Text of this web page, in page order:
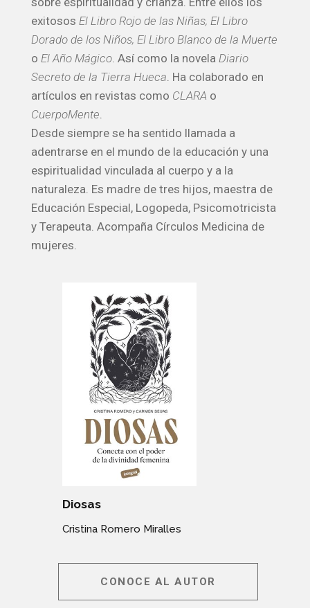
exitosos El Libro Rojo de las Niñas, El Libro
Dorado de los Niños, El Libro Blanco de la Muerte
o El Año Mágico. Así como la novela Diario
Secreto de la Tierra Hueca . Ha colaborado en
artículos en revistas como CLARA o
CuerpoMente
Desde siempre se ha sentido llamada a
adentrarse en el mundo de la educación y una
espiritualidad vinculada al cuerpo y a la
naturaleza. Es madre de tres hijos, maestra de
Educación Especial, Logopeda, Psicomotricista
y Terapeuta. Acompaña Círculos Medicina de
mujeres.
Diosas
Cristina Romero Miralles
CONOCE AL AUTOR